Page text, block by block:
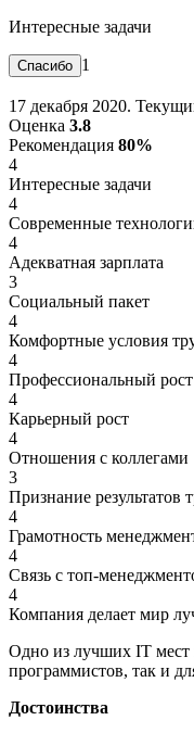
Интересные задачи
1
17 декабря 2020.
Оценка 3.8
Рекомендация 80%
4
Интересные задачи
4
Современные
4
Адекватная зарплата
3
Социальный пакет
4
Комфортные условия
4
Профессиональный рост
4
Карьерный рост
4
Отношения с коллегами
3
Признание результатов
4
Грамотность
4
Связь с топ-
4
Компания делает мир
Одно из лучших IT мест
программистов, так и
Достоинства